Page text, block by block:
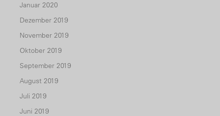
Januar 2020
Dezember 2019
November 2019
Oktober 2019
September 2019
August 2019
Juli 2019
Juni 2019